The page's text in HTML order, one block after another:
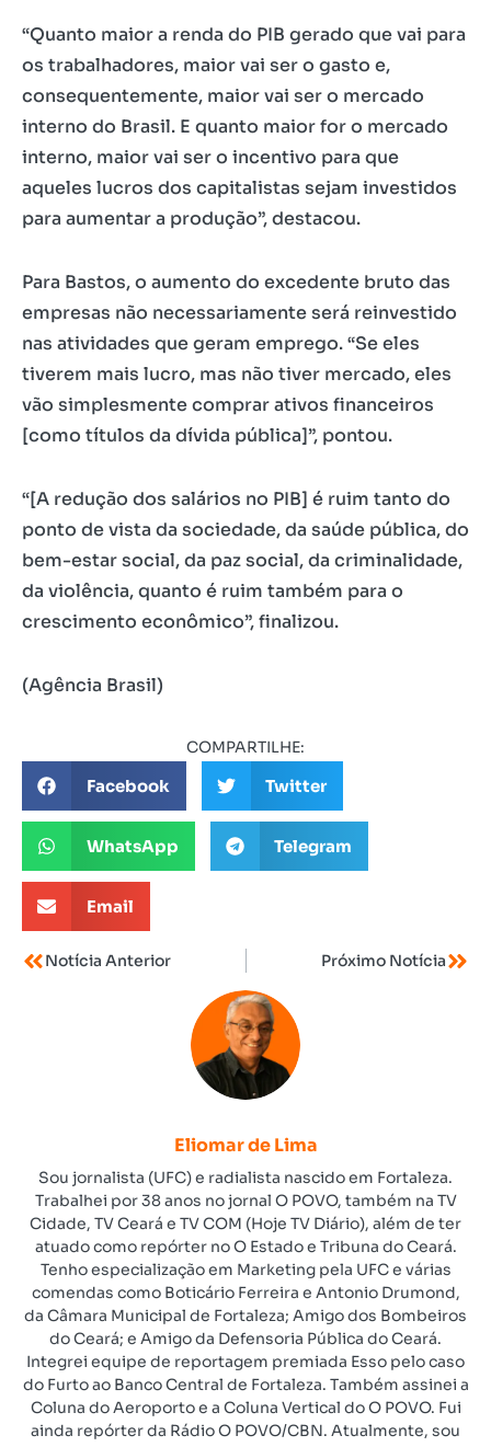
“Quanto maior a renda do PIB gerado que vai para
os trabalhadores, maior vai ser o gasto e,
consequentemente, maior vai ser o mercado
interno do Brasil. E quanto maior for o mercado
interno, maior vai ser o incentivo para que
aqueles lucros dos capitalistas sejam investidos
para aumentar a produção”, destacou.
Para Bastos, o aumento do excedente bruto das
empresas não necessariamente será reinvestido
nas atividades que geram emprego. “Se eles
tiverem mais lucro, mas não tiver mercado, eles
vão simplesmente comprar ativos financeiros
[como títulos da dívida pública]”, pontou.
“[A redução dos salários no PIB] é ruim tanto do
ponto de vista da sociedade, da saúde pública, do
bem-estar social, da paz social, da criminalidade,
da violência, quanto é ruim também para o
crescimento econômico”, finalizou.
(Agência Brasil)
COMPARTILHE:
Facebook Twitter
WhatsApp Telegram
Email
Notícia Anterior Próximo Notícia
Eliomar de Lima
Sou jornalista (UFC) e radialista nascido em Fortaleza.
Trabalhei por 38 anos no jornal O POVO, também na TV
Cidade, TV Ceará e TV COM (Hoje TV Diário), além de ter
atuado como repórter no O Estado e Tribuna do Ceará.
Tenho especialização em Marketing pela UFC e várias
comendas como Boticário Ferreira e Antonio Drumond,
da Câmara Municipal de Fortaleza; Amigo dos Bombeiros
do Ceará; e Amigo da Defensoria Pública do Ceará.
Integrei equipe de reportagem premiada Esso pelo caso
do Furto ao Banco Central de Fortaleza. Também assinei a
Coluna do Aeroporto e a Coluna Vertical do O POVO. Fui
ainda repórter da Rádio O POVO/CBN. Atualmente, sou